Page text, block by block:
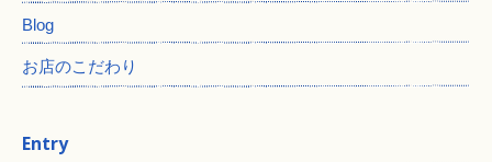
Blog
お店のこだわり
Entry